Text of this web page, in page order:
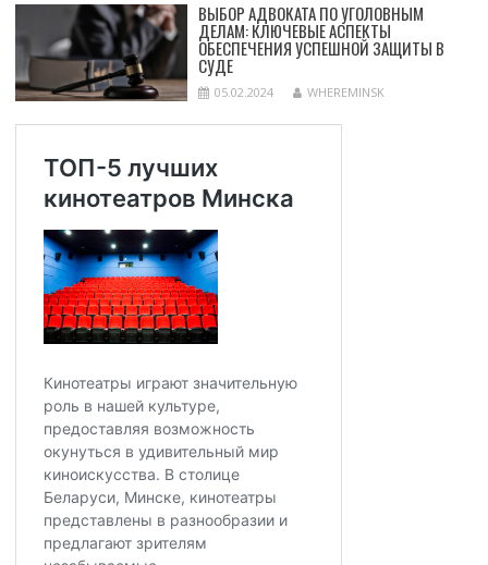
ВЫБОР АДВОКАТА ПО УГОЛОВНЫМ
ДЕЛАМ: КЛЮЧЕВЫЕ АСПЕКТЫ
ОБЕСПЕЧЕНИЯ УСПЕШНОЙ ЗАЩИТЫ В
СУДЕ
05.02.2024 WHEREMINSK